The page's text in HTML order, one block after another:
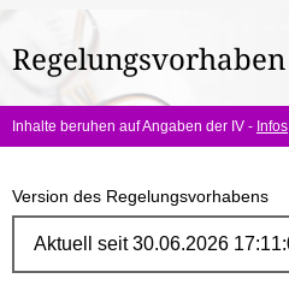
hier:
Regelungsvorhaben
Inhalte beruhen auf Angaben der IV - Infos
Version des Regelungsvorhabens